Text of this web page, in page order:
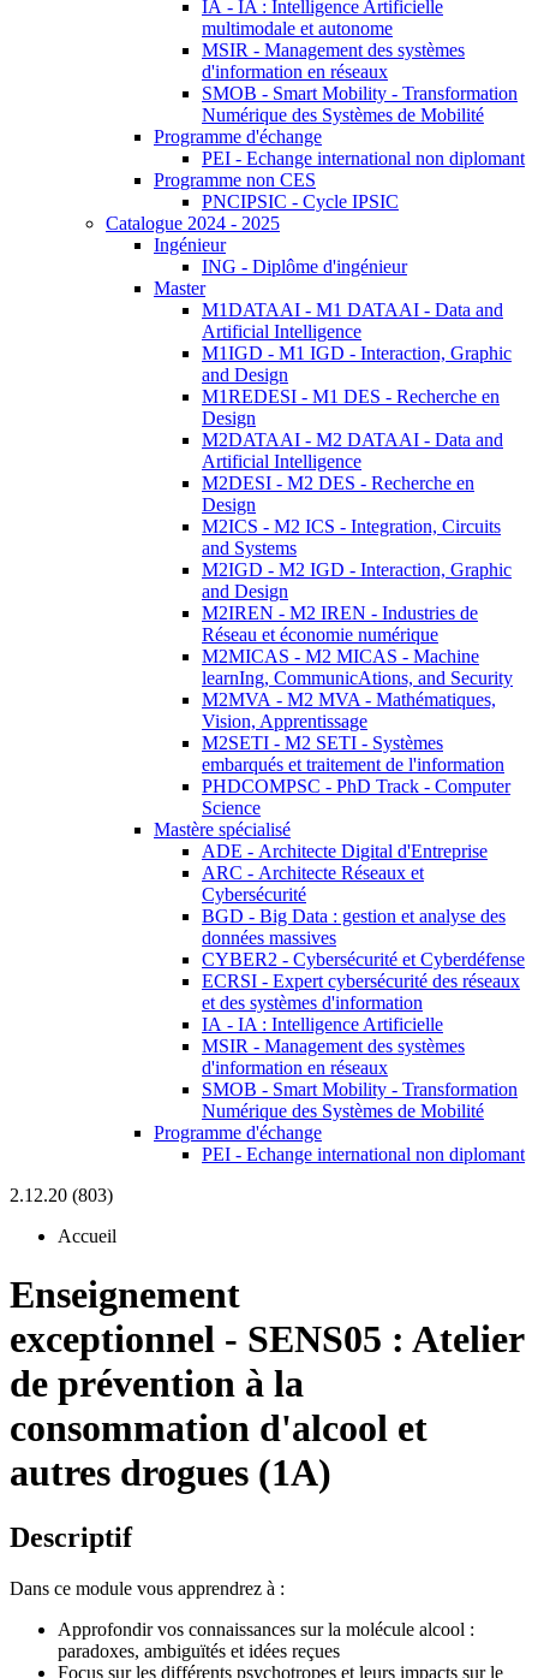
IA - IA : Intelligence Artificielle
multimodale et autonome
MSIR - Management des systèmes
d'information en réseaux
SMOB - Smart Mobility - Transformation
Numérique des Systèmes de Mobilité
Programme d'échange
PEI - Echange international non diplomant
Programme non CES
PNCIPSIC - Cycle IPSIC
Catalogue 2024 - 2025
Ingénieur
ING - Diplôme d'ingénieur
Master
M1DATAAI - M1 DATAAI - Data and
Artificial Intelligence
M1IGD - M1 IGD - Interaction, Graphic
and Design
M1REDESI - M1 DES - Recherche en
Design
M2DATAAI - M2 DATAAI - Data and
Artificial Intelligence
M2DESI - M2 DES - Recherche en
Design
M2ICS - M2 ICS - Integration, Circuits
and Systems
M2IGD - M2 IGD - Interaction, Graphic
and Design
M2IREN - M2 IREN - Industries de
Réseau et économie numérique
M2MICAS - M2 MICAS - Machine
learnIng, CommunicAtions, and Security
M2MVA - M2 MVA - Mathématiques,
Vision, Apprentissage
M2SETI - M2 SETI - Systèmes
embarqués et traitement de l'information
PHDCOMPSC - PhD Track - Computer
Science
Mastère spécialisé
ADE - Architecte Digital d'Entreprise
ARC - Architecte Réseaux et
Cybersécurité
BGD - Big Data : gestion et analyse des
données massives
CYBER2 - Cybersécurité et Cyberdéfense
ECRSI - Expert cybersécurité des réseaux
et des systèmes d'information
IA - IA : Intelligence Artificielle
MSIR - Management des systèmes
d'information en réseaux
SMOB - Smart Mobility - Transformation
Numérique des Systèmes de Mobilité
Programme d'échange
PEI - Echange international non diplomant
2.12.20 (803)
Accueil
Enseignement
exceptionnel - SENS05 : Atelier
de prévention à la
consommation d'alcool et
autres drogues (1A)
Descriptif
Dans ce module vous apprendrez à :
Approfondir vos connaissances sur la molécule alcool :
paradoxes, ambiguïtés et idées reçues
Focus sur les différents psychotropes et leurs impacts sur le